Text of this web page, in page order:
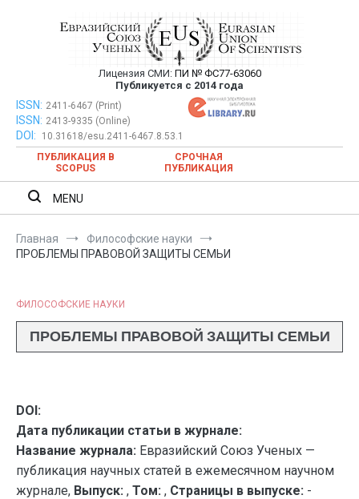
Евразийский Союз Ученых —
публикация научных статей в
ежемесячном научном журнале
Лицензия СМИ: ПИ № ФС77-63060
Публикуется с 2014 года
Евразийский Союз Ученых — публикация научных статей в
ежемесячном научном журнале
ISSN: 2411-6467 (Print)
ISSN: 2413-9335 (Online)
DOI:
10.31618/esu.2411-6467.8.53.1
ПУБЛИКАЦИЯ В
SCOPUS
СРОЧНАЯ
ПУБЛИКАЦИЯ
MENU
Главная
Философские науки
ПРОБЛЕМЫ ПРАВОВОЙ ЗАЩИТЫ СЕМЬИ
ФИЛОСОФСКИЕ НАУКИ
ПРОБЛЕМЫ ПРАВОВОЙ ЗАЩИТЫ СЕМЬИ
DOI:
Дата публикации статьи в журнале:
Название журнала: Евразийский Союз Ученых —
публикация научных статей в ежемесячном научном
журнале, Выпуск: , Том: , Страницы в выпуске: -